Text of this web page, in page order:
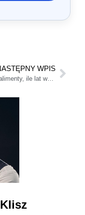
WPIS
Zaległe alimenty, ile lat wstecz?